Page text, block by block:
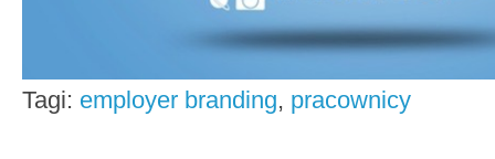
Tagi: employer branding, pracownicy